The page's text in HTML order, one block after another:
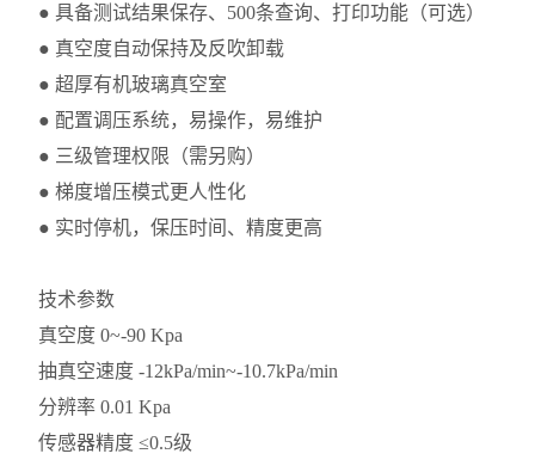
● 具备测试结果保存、500条查询、打印功能（可选）
● 真空度自动保持及反吹卸载
● 超厚有机玻璃真空室
● 配置调压系统，易操作，易维护
● 三级管理权限（需另购）
● 梯度增压模式更人性化
● 实时停机，保压时间、精度更高
技术参数
真空度 0~-90 Kpa
抽真空速度 -12kPa/min~-10.7kPa/min
分辨率 0.01 Kpa
传感器精度 ≤0.5级